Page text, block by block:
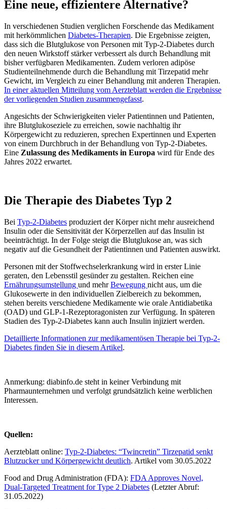
Eine neue, effizientere Alternative?
In verschiedenen Studien verglichen Forschende das Medikament
mit herkömmlichen Diabetes-Therapien. Die Ergebnisse zeigten,
dass sich die Blutglukose von Personen mit Typ-2-Diabetes durch
den neuen Wirkstoff stärker verbessert als durch Behandlung mit
bisher verfügbaren Medikamenten. Zudem verloren adipöse
Studienteilnehmende durch die Behandlung mit Tirzepatid mehr
Gewicht, im Vergleich zu einer Behandlung mit anderen Therapien.
In einer aktuellen Mitteilung vom Aerzteblatt werden die Ergebnisse
der vorliegenden Studien zusammengefasst.
Angesichts der Schwierigkeiten vieler Patientinnen und Patienten,
ihre Blutglukoseziele zu erreichen, sowie nachhaltig ihr
Körpergewicht zu reduzieren, sprechen Expertinnen und Experten
von einem Durchbruch in der Behandlung von Typ-2-Diabetes.
Eine Zulassung des Medikaments in Europa wird für Ende des
Jahres 2022 erwartet.
Die Therapie des Diabetes Typ 2
Bei Typ-2-Diabetes produziert der Körper nicht mehr ausreichend
Insulin oder die Sensitivität der Körperzellen auf das Insulin ist
beeinträchtigt. In der Folge steigt die Blutglukose an, was sich
negativ auf die Gesundheit der Patientinnen und Patienten auswirkt.
Personen mit der Stoffwechselerkrankung wird in erster Linie
geraten, den Lebensstil gesünder zu gestalten. Reichen eine
Ernährungsumstellung und mehrBewegung nicht aus, um die
Glukosewerte in den individuellen Zielbereich zu bekommen,
stehen bereits verschiedene Medikamente wie orale Antidiabetika
(OAD) und GLP-1-Rezeptoragonisten zur Verfügung. In späteren
Stadien des Typ-2-Diabetes kann auch Insulin injiziert werden.
Detaillierte Informationen zur medikamentösen Therapie bei Typ-2-
Diabetes finden Sie in diesem Artikel.
Anmerkung: diabinfo.de steht in keiner Verbindung mit
Pharmaunternehmen und verfolgt grundsätzlich keine werblichen
Interessen.
Quellen:
Aerzteblatt online: Typ-2-Diabetes: “Twincretin” Tirzepatid senkt
Blutzucker und Körpergewicht deutlich. Artikel vom 30.05.2022
Food and Drug Administration (FDA): FDA Approves Novel,
Dual-Targeted Treatment for Type 2 Diabetes (Letzter Abruf:
31.05.2022)